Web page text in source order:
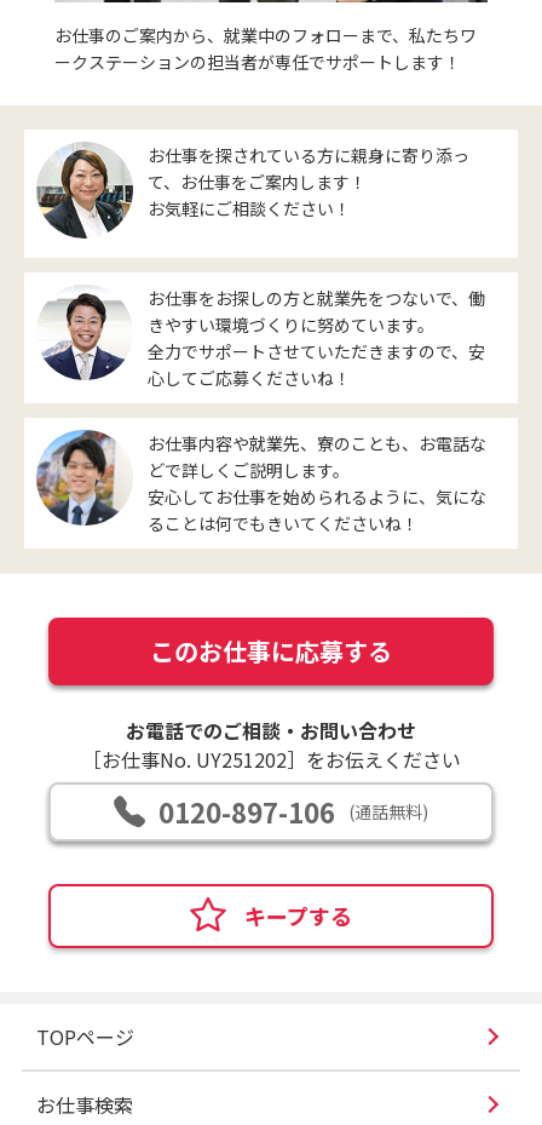
お仕事のご案内から、就業中のフォローまで、私たちワ
ークステーションの担当者が専任でサポートします！
お仕事を探されている方に親身に寄り添っ
て、お仕事をご案内します！
お気軽にご相談ください！
お仕事をお探しの方と就業先をつないで、働
きやすい環境づくりに努めています。
全力でサポートさせていただきますので、安
心してご応募くださいね！
お仕事内容や就業先、寮のことも、お電話な
どで詳しくご説明します。
安心してお仕事を始められるように、気にな
ることは何でもきいてくださいね！
このお仕事に応募する
お電話でのご相談・お問い合わせ
［お仕事No. UY251202］をお伝えください
0120-897-106 (通話無料)
キープする
TOPページ
お仕事検索